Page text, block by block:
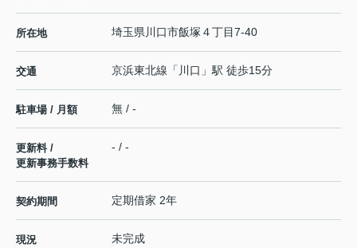
所在地 埼玉県 川口市飯塚 ４丁目7-40
交通 京浜東北線 「 川口 」駅 徒歩15分
駐車場 / 月額 無 / -
更新料 /
更新事務手数料
- / -
契約期間 定期借家 2年
現況 未完成